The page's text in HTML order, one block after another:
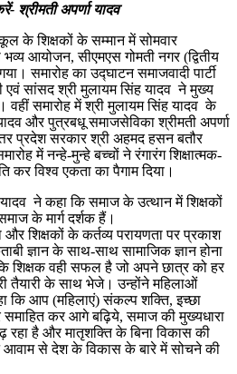
श्रीमती अपर्णा यादव
के शिक्षकों के सम्मान में सोमवार
भव्य आयोजन, सीएमएस गोमती नगर (द्वितीय
समारोह का उद्घाटन समाजवादी पार्टी
एवं सांसद श्री मुलायम सिंह यादव ने मुख्य
समारोह में श्री मुलायम सिंह यादव के
और पुत्रबधू समाजसेविका श्रीमती अपर्णा
प्रदेश सरकार श्री अहमद हसन बतौर
में नन्हे-मुन्हे बच्चों ने रंगारंग शिक्षात्मक-
कर विश्व एकता का पैगाम दिया।
ने कहा कि समाज के उत्थान में शिक्षकों
के मार्ग दर्शक हैं।
और शिक्षकों के कर्तव्य परायणता पर प्रकाश
ज्ञान के साथ-साथ सामाजिक ज्ञान होना
शिक्षक वही सफल है जो अपने छात्र को हर
तैयारी के साथ भेजे। उन्होंने महिलाओं
कि आप (महिलाएं) संकल्प शक्ति, इच्छा
कर आगे बढ़िये, समाज की मुख्यधारा
है और मातृशक्ति के बिना विकास की
आवाम से देश के विकास के बारे में सोचने की